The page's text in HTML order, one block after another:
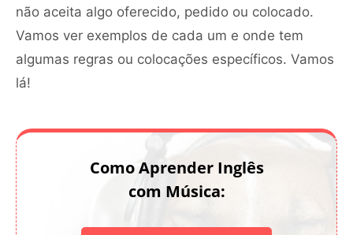
não aceita algo oferecido, pedido ou colocado.
Vamos ver exemplos de cada um e onde tem
algumas regras ou colocações específicos. Vamos
lá!
Como Aprender Inglês
com Música: